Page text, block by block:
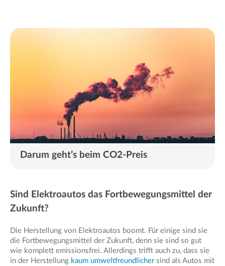
Darum geht’s beim CO2-Preis
Sind Elektroautos das Fortbewegungsmittel der
Zukunft?
Die Herstellung von Elektroautos boomt. Für einige sind sie
die Fortbewegungsmittel der Zukunft, denn sie sind so gut
wie komplett emissionsfrei. Allerdings trifft auch zu, dass sie
in der Herstellung kaum umweltfreundlicher sind als Autos mit